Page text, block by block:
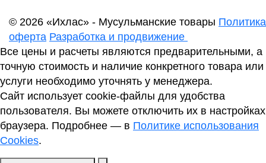
© 2026 «Ихлас» - Мусульманские товары
оферта Разработка и продвижение
Все цены и расчеты являются предварительными, а
точную стоимость и наличие конкретного товара или
услуги необходимо уточнять у менеджера.
Сайт использует cookie-файлы для удобства
пользователя. Вы можете отключить их в настройках
браузера. Подробнее — в Политике использования
Cookies.